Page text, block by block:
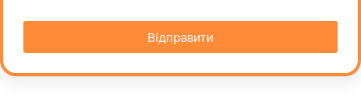
Відправити